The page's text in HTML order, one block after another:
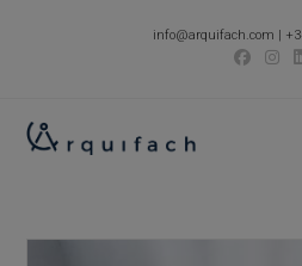
info@arquifach.com |